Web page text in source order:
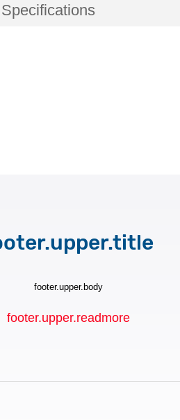
Specifications
footer.upper.body
footer.upper.readmore